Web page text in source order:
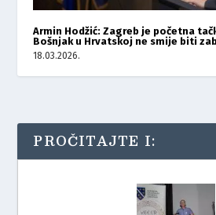
Armin Hodžić: Zagreb je početna
Bošnjak u Hrvatskoj ne smije biti
18.03.2026.
PROČITAJTE I: